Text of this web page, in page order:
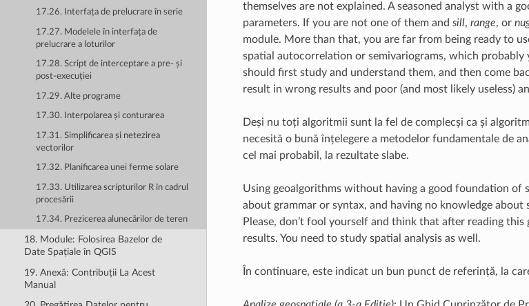
17.26. Interfața de prelucrare în serie
17.27. Modelele în interfața de
prelucrare a loturilor
17.28. Script de interceptare a pre- și
post-execuției
17.29. Alte programe
17.30. Interpolarea și conturarea
17.31. Simplificarea și netezirea
vectorilor
17.32. Planificarea unei ferme solare
17.33. Utilizarea scrípturilor R în cadrul
procesării
17.34. Prezicerea alunecărilor de teren
18. Module: Folosirea Bazelor de
Date Spațiale în QGIS
19. Anexă: Contribuții La Acest
Manual
themselves are not explained. A seasoned analyst with a
parameters. If you are not one of them and sill, range, or
module. More than that, you are far from being ready to
spatial autocorrelation or semivariograms, which probably
should first study and understand them, and then come
result in wrong results and poor (and most likely useless)
Deși nu toți algoritmii sunt la fel de complecși ca și
necesită o bună înțelegere a metodelor fundamentale de
cel mai probabil, la rezultate slabe.
Using geoalgorithms without having a good foundation
about grammar or syntax, and having no knowledge
Please, don’t fool yourself and think that after reading
results. You need to study spatial analysis as well.
În continuare, este indicat un bun punct de referință, la